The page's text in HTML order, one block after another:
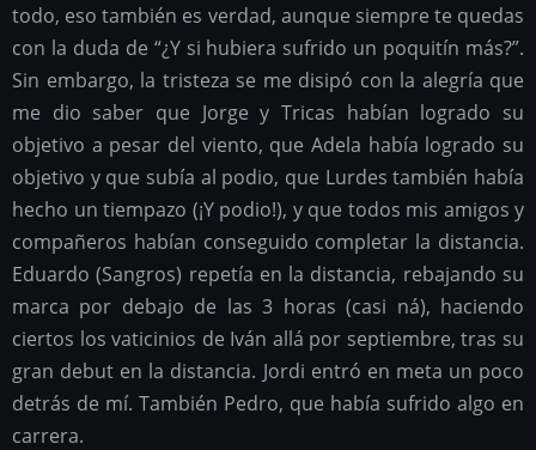
todo, eso también es verdad, aunque siempre te quedas
con la duda de “¿Y si hubiera sufrido un poquitín más?”.
Sin embargo, la tristeza se me disipó con la alegría que
me dio saber que Jorge y Tricas habían logrado su
objetivo a pesar del viento, que Adela había logrado su
objetivo y que subía al podio, que Lurdes también había
hecho un tiempazo (¡Y podio!), y que todos mis amigos y
compañeros habían conseguido completar la distancia.
Eduardo (Sangros) repetía en la distancia, rebajando su
marca por debajo de las 3 horas (casi ná), haciendo
ciertos los vaticinios de Iván allá por septiembre, tras su
gran debut en la distancia. Jordi entró en meta un poco
detrás de mí. También Pedro, que había sufrido algo en
carrera.